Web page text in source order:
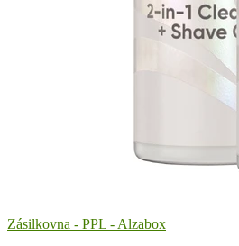
Zásilkovna - PPL - Alzabox